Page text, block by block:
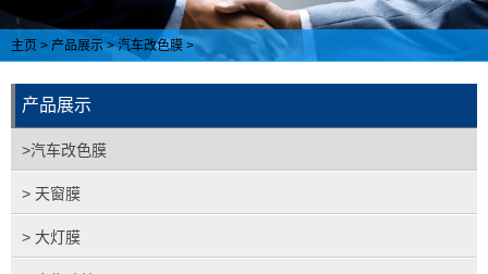
主页 > 产品展示>汽车改色膜 >
产品展示
>汽车改色膜
> 天窗膜
> 大灯膜